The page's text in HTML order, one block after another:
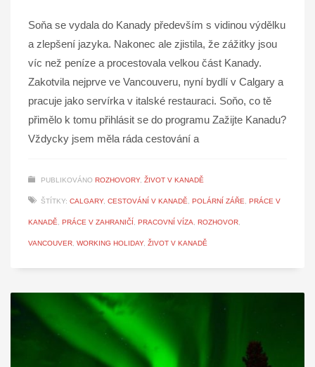
Soňa se vydala do Kanady především s vidinou výdělku
a zlepšení jazyka. Nakonec ale zjistila, že zážitky jsou
víc než peníze a procestovala velkou část Kanady.
Zakotvila nejprve ve Vancouveru, nyní bydlí v Calgary a
pracuje jako servírka v italské restauraci. Soňo, co tě
přimělo k tomu přihlásit se do programu Zažijte Kanadu?
Vždycky jsem měla ráda cestování a
PUBLIKOVÁNO ROZHOVORY, ŽIVOT V KANADĚ
ŠTÍTKY: CALGARY, CESTOVÁNÍ V KANADĚ, POLÁRNÍ ZÁŘE, PRÁCE V
KANADĚ, PRÁCE V ZAHRANIČÍ, PRACOVNÍ VÍZA, ROZHOVOR,
VANCOUVER, WORKING HOLIDAY, ŽIVOT V KANADĚ